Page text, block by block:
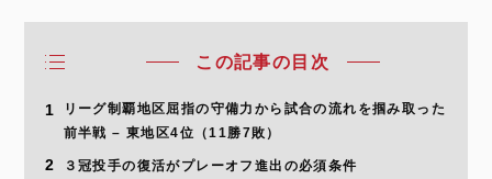
この記事の目次
1
リーグ制覇地区屈指の守備力から試合の流れを掴み取った
前半戦 – 東地区4位（11勝7敗）
2 ３冠投手の復活がプレーオフ進出の必須条件